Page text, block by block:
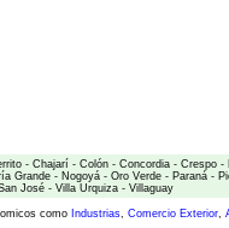
- Chajarí - Colón - Concordia - Crespo -
Grande - Nogoyá - Oro Verde - Paraná -
José - Villa Urquiza - Villaguay
como Industrias, Comercio Exterior,